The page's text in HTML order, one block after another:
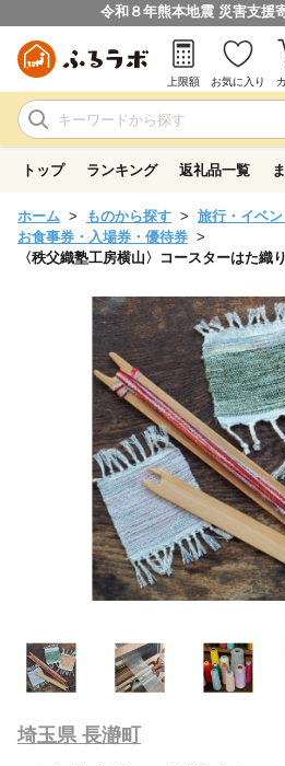
令和８年熊本地震 災害支援
上限額 お気に入り
トップ ランキング 返礼品一覧
ホーム ものから探す
旅行・イベ
お食事券・入場券・優待券
〈秩父織塾工房横山〉コースターはた織
埼玉県 長瀞町